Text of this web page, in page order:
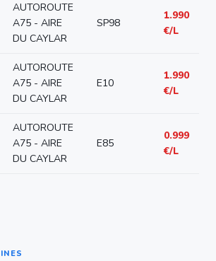
AUTOROUTE
A75 - AIRE
DU CAYLAR
SP98
1.990
€/L
AUTOROUTE
A75 - AIRE
DU CAYLAR
E10
1.990
€/L
AUTOROUTE
A75 - AIRE
DU CAYLAR
E85
0.999
€/L